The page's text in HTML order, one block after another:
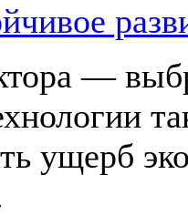
—
ущерб